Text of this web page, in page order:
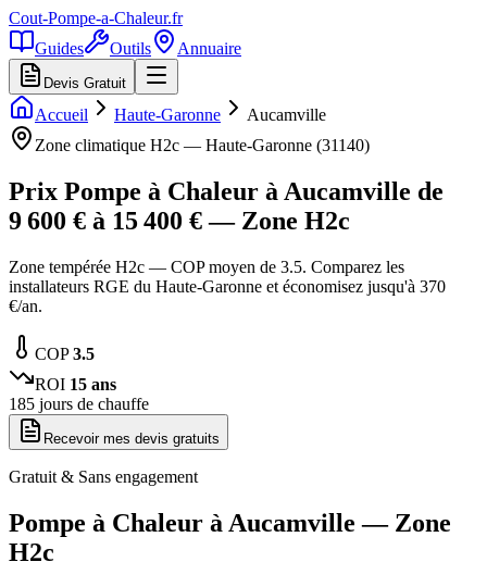
Cout-Pompe-a-Chaleur.fr
Guides
Outils Annuaire
Devis Gratuit
Accueil Haute-Garonne
Aucamville
Zone climatique H2c — Haute-Garonne (31140)
Prix Pompe à Chaleur à Aucamville de
9 600 € à 15 400 € — Zone H2c
Zone tempérée H2c — COP moyen de 3.5. Comparez les
installateurs RGE du Haute-Garonne et économisez jusqu'à 370
€/an.
COP3.5
ROI 15 ans
185 jours de chauffe
Recevoir mes devis gratuits
Gratuit & Sans engagement
Pompe à Chaleur à Aucamville — Zone
H2c